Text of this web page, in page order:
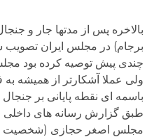
بالاخره پس از مدتها جار و
برجام) در مجلس ایران تصویب
چندی پیش توصیه کرده بود
ولی عملا آشکارتر از همیشه
باسمه ای نقطه پایانی بر
طبق گزارش رسانه های
مجلس اصغر حجازی (شخصیت